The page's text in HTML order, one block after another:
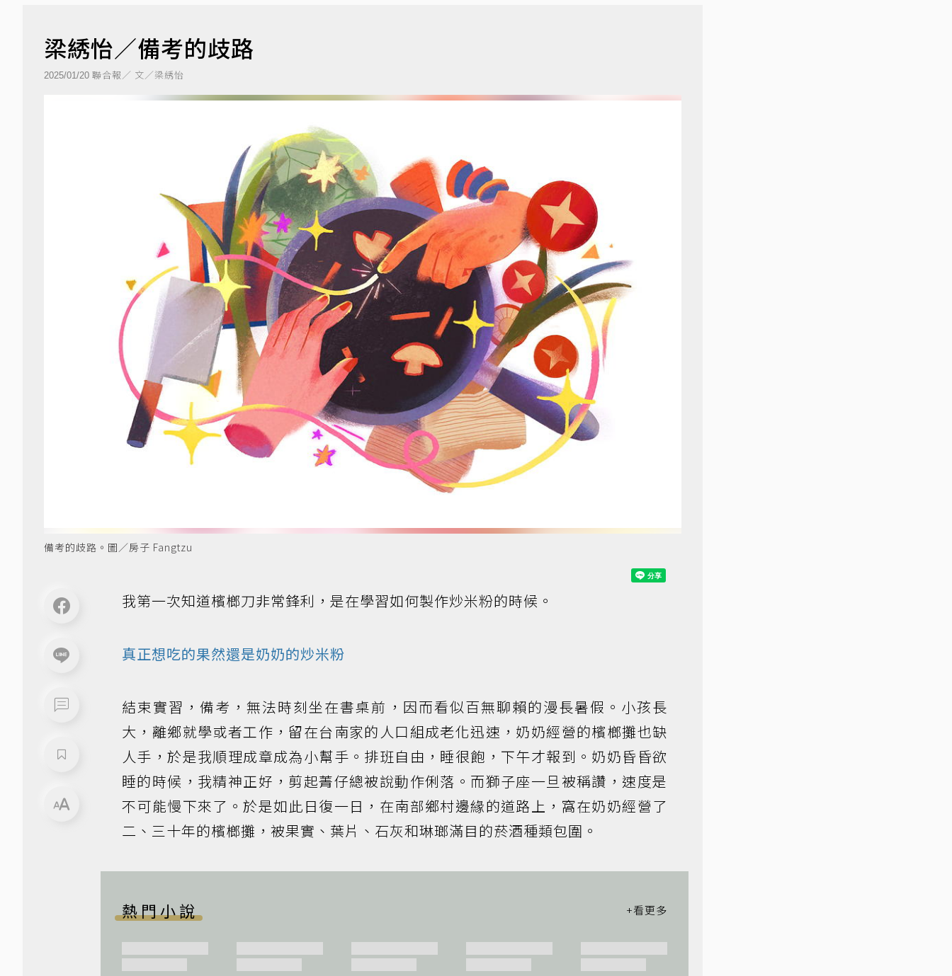
梁綉怡／備考的歧路
2025/01/20 聯合報／ 文／梁綉怡
備考的歧路。圖／房子 Fangtzu
我第一次知道檳榔刀非常鋒利，是在學習如何製作炒米粉的時候。
真正想吃的果然還是奶奶的炒米粉
結束實習，備考，無法時刻坐在書桌前，因而看似百無聊賴的漫長暑假。小孩長
大，離鄉就學或者工作，留在台南家的人口組成老化迅速，奶奶經營的檳榔攤也缺
人手，於是我順理成章成為小幫手。排班自由，睡很飽，下午才報到。奶奶昏昏欲
睡的時候，我精神正好，剪起菁仔總被說動作俐落。而獅子座一旦被稱讚，速度是
不可能慢下來了。於是如此日復一日，在南部鄉村邊緣的道路上，窩在奶奶經營了
二、三十年的檳榔攤，被果實、葉片、石灰和琳瑯滿目的菸酒種類包圍。
熱門小說